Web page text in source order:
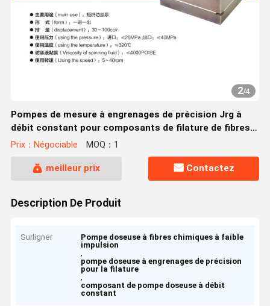
2/4
Pompes de mesure à engrenages de précision Jrg à
débit constant pour composants de filature de fibres
chimiques à faible impulsion
Prix：Négociable MOQ：1
meilleur prix Contactez
Description De Produit
Surligner
Pompe doseuse à fibres chimiques à faible
impulsion
,
pompe doseuse à engrenages de précision
pour la filature
,
composant de pompe doseuse à débit
constant